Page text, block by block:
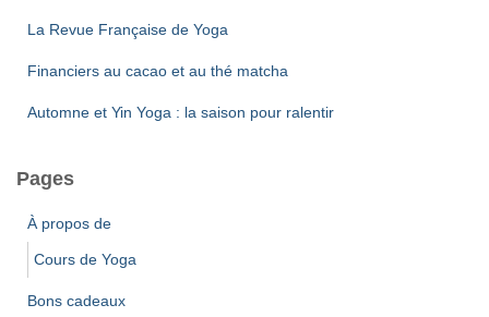
La Revue Française de Yoga
Financiers au cacao et au thé matcha
Automne et Yin Yoga : la saison pour ralentir
Pages
À propos de
Cours de Yoga
Bons cadeaux